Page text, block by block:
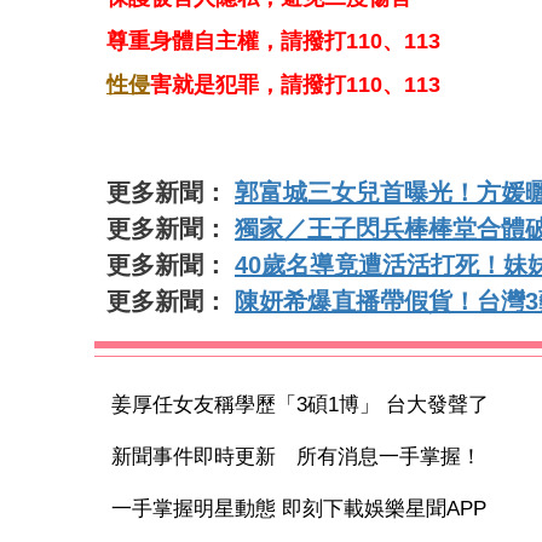
尊重身體自主權，請撥打110、113
性侵害就是犯罪，請撥打110、113
更多新聞： 郭富城三女兒首曝光！方
更多新聞： 獨家／王子閃兵棒棒堂合
更多新聞： 40歲名導竟遭活活打死！妹
更多新聞：
陳妍希爆直播帶假貨！台
姜厚任女友稱學歷「3碩1博」 台大發聲了
新聞事件即時更新 所有消息一手掌握！
一手掌握明星動態 即刻下載娛樂星聞APP